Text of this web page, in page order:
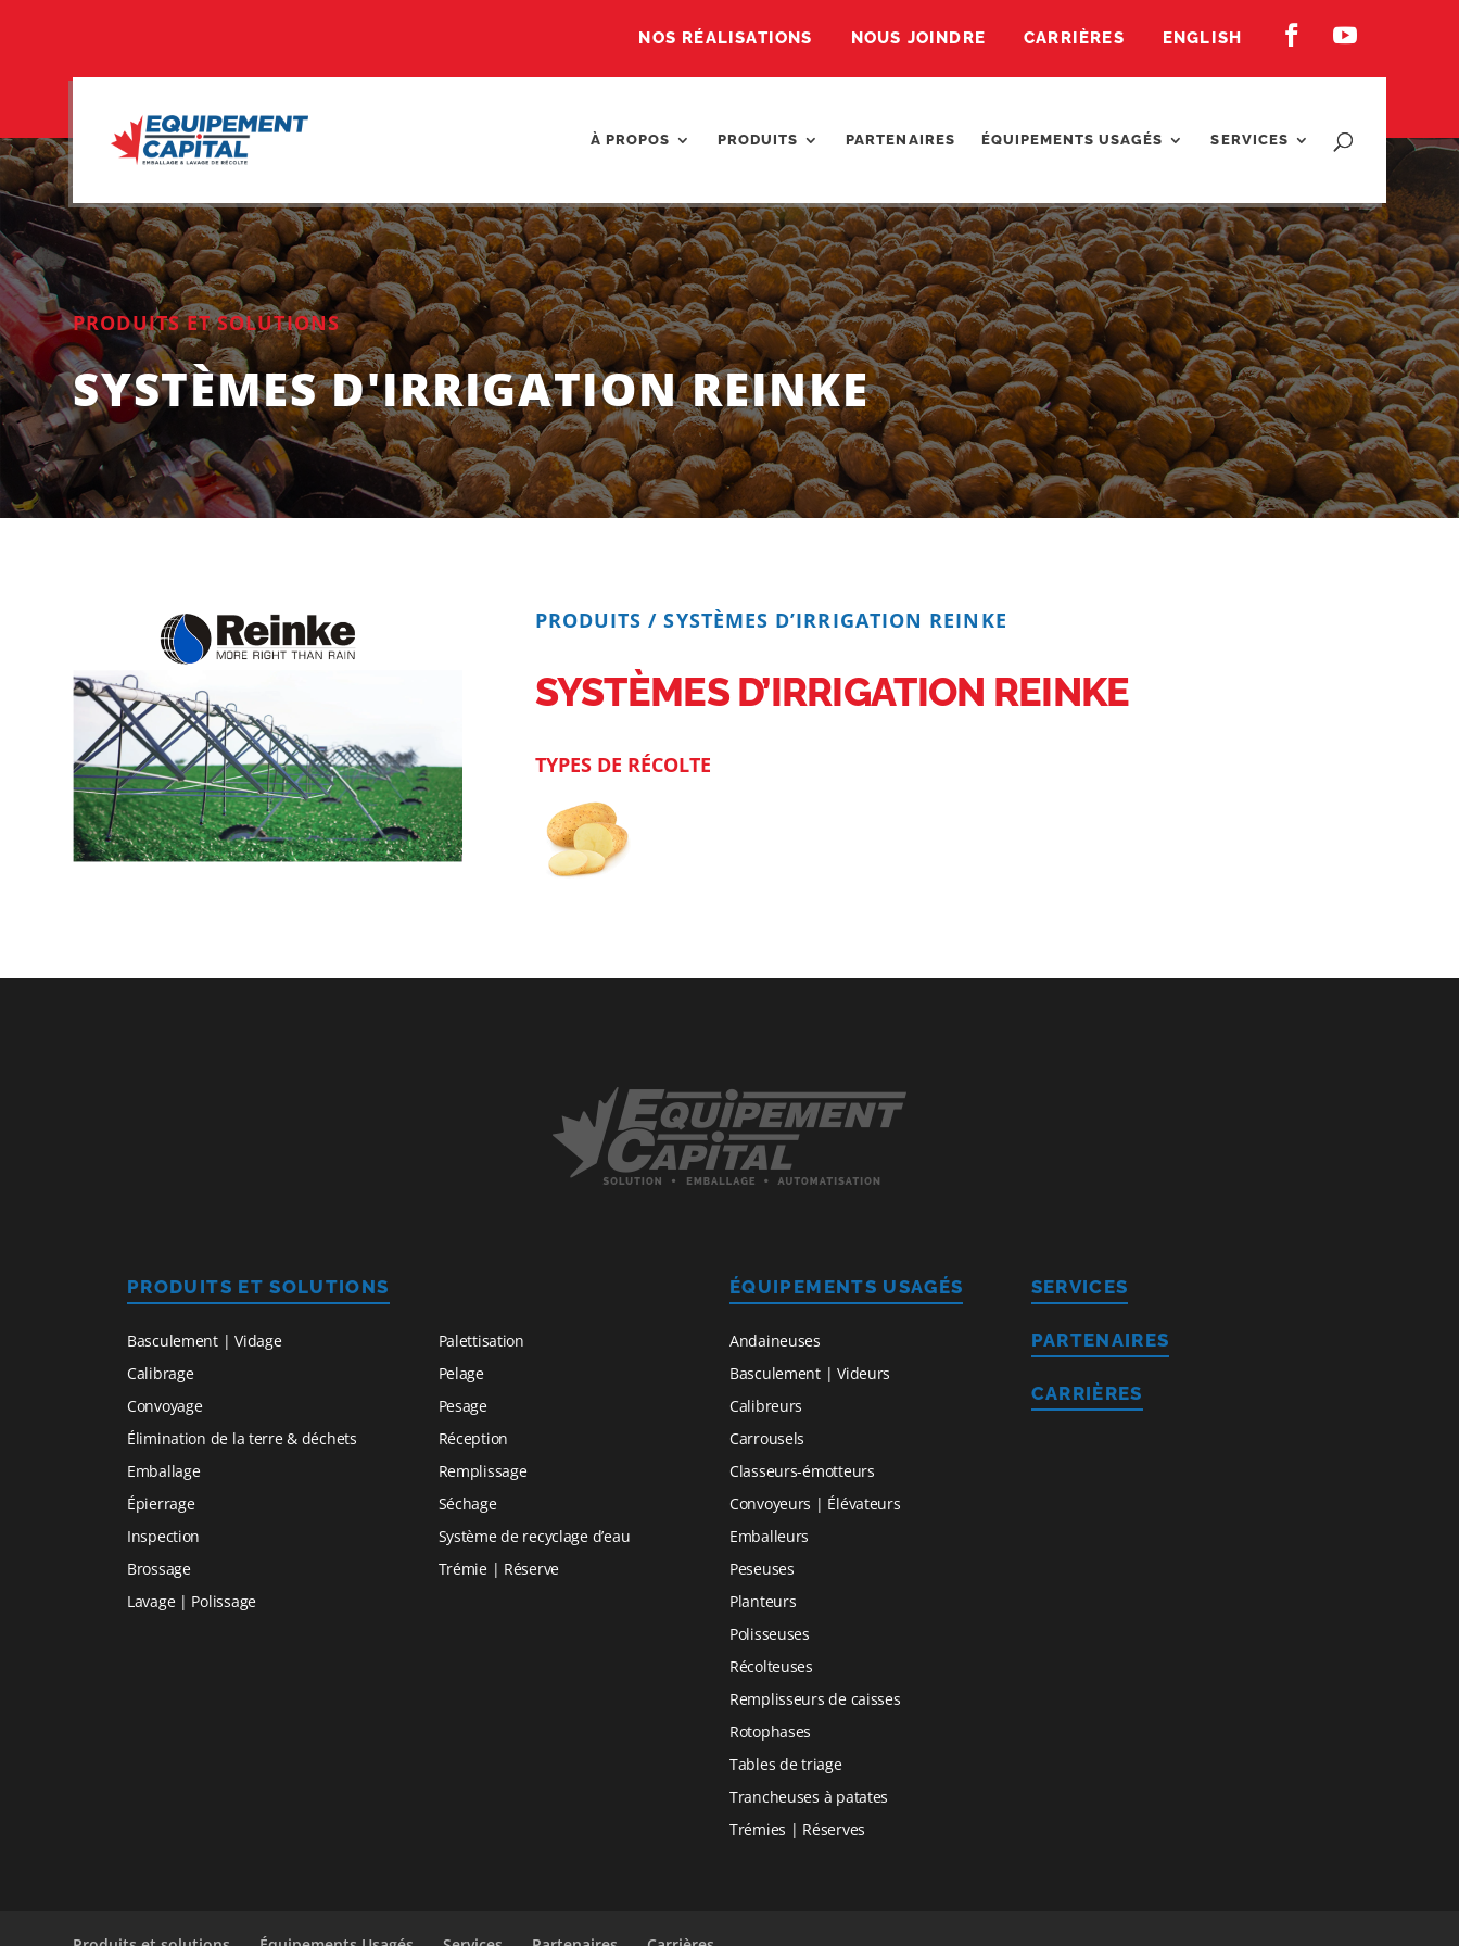
NOS RÉALISATIONS NOUS JOINDRE CARRIÈRES ENGLISH  
À PROPOS PRODUITS PARTENAIRES ÉQUIPEMENTS USAGÉS SERVICES
PRODUITS ET SOLUTIONS
SYSTÈMES D'IRRIGATION REINKE
PRODUITS /SYSTÈMES D’IRRIGATION REINKE
SYSTÈMES D’IRRIGATION REINKE
TYPES DE RÉCOLTE
PRODUITS ET SOLUTIONS
Basculement | Vidage
Calibrage
Convoyage
Élimination de la terre & déchets
Emballage
Épierrage
Inspection
Brossage
Lavage | Polissage
Palettisation
Pelage
Pesage
Réception
Remplissage
Séchage
Système de recyclage d’eau
Trémie | Réserve
ÉQUIPEMENTS USAGÉS
Andaineuses
Basculement | Videurs
Calibreurs
Carrousels
Classeurs-émotteurs
Convoyeurs | Élévateurs
Emballeurs
Peseuses
Planteurs
Polisseuses
Récolteuses
Remplisseurs de caisses
Rotophases
Tables de triage
Trancheuses à patates
Trémies | Réserves
SERVICES
PARTENAIRES
CARRIÈRES